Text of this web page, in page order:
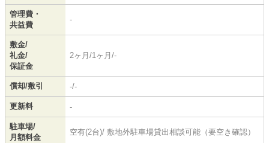
管理費・
共益費
-
敷金/
礼金/
保証金
2ヶ月/1ヶ月/-
償却/敷引 -/-
更新料 -
駐車場/
月額料金
空有(2台)/ 敷地外駐車場貸出相談可能（要空き確認）